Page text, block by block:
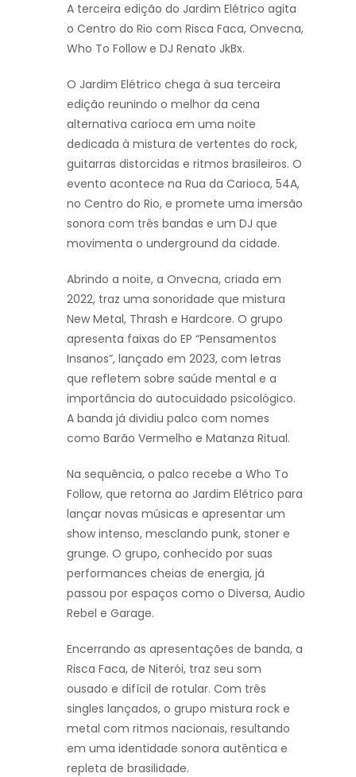
A terceira edição do Jardim Elétrico agita
o Centro do Rio com Risca Faca, Onvecna,
Who To Follow e DJ Renato JkBx.
O Jardim Elétrico chega à sua terceira
edição reunindo o melhor da cena
alternativa carioca em uma noite
dedicada à mistura de vertentes do rock,
guitarras distorcidas e ritmos brasileiros. O
evento acontece na Rua da Carioca, 54A,
no Centro do Rio, e promete uma imersão
sonora com três bandas e um DJ que
movimenta o underground da cidade.
Abrindo a noite, a Onvecna, criada em
2022, traz uma sonoridade que mistura
New Metal, Thrash e Hardcore. O grupo
apresenta faixas do EP “Pensamentos
Insanos”, lançado em 2023, com letras
que refletem sobre saúde mental e a
importância do autocuidado psicológico.
A banda já dividiu palco com nomes
como Barão Vermelho e Matanza Ritual.
Na sequência, o palco recebe a Who To
Follow, que retorna ao Jardim Elétrico para
lançar novas músicas e apresentar um
show intenso, mesclando punk, stoner e
grunge. O grupo, conhecido por suas
performances cheias de energia, já
passou por espaços como o Diversa, Audio
Rebel e Garage.
Encerrando as apresentações de banda, a
Risca Faca, de Niterói, traz seu som
ousado e difícil de rotular. Com três
singles lançados, o grupo mistura rock e
metal com ritmos nacionais, resultando
em uma identidade sonora autêntica e
repleta de brasilidade.